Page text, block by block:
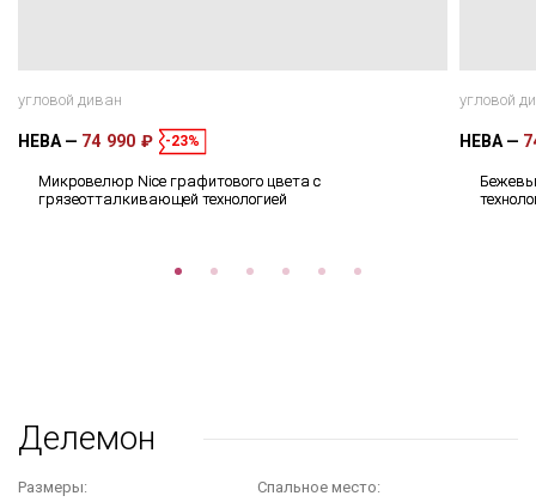
угловой диван
НЕВА 74 990 ₽ -23%
Микровелюр Nice графитового цвета с
грязеотталкивающей технологией
угловой
НЕВА
Делемон
Размеры:
Cпальное место: